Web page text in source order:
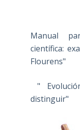
Manual
científica:
Flourens"
"
distinguir"